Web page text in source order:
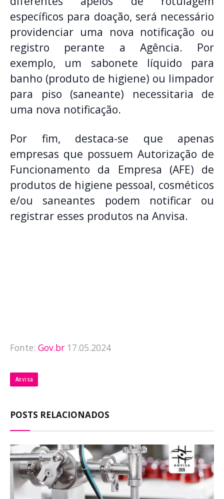
específicos para doação, será necessário
providenciar uma nova notificação ou
registro perante a Agência. Por
exemplo, um sabonete líquido para
banho (produto de higiene) ou limpador
para piso (saneante) necessitaria de
uma nova notificação.
Por fim, destaca-se que apenas
empresas que possuem Autorização de
Funcionamento da Empresa (AFE) de
produtos de higiene pessoal, cosméticos
e/ou saneantes podem notificar ou
registrar esses produtos na Anvisa.
Fonte: Gov.br 17.05.2024
Anvisa
POSTS RELACIONADOS